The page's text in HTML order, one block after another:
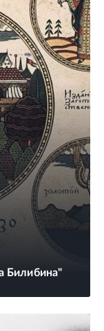
Билибина"